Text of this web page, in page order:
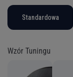
Standardowa
Wzór Tuningu